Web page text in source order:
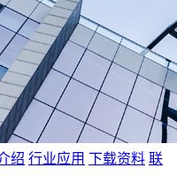
绍 行业应用 下载资料 联